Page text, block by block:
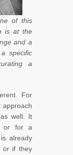
of this
is at the
and a
specific
a
For
approach
well. It
or for a
already
or if they